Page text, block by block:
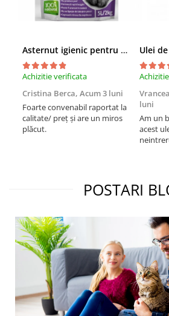
Asternut igienic pentru pisici Tofu Lavanda, Mon Petit 5 l
Achizitie verificata
Cristina Berca, Acum 3 luni
Foarte convenabil raportat la
calitate/ preț și are un miros
plăcut.
luni
Am un
acest
treia
mult
POSTARI